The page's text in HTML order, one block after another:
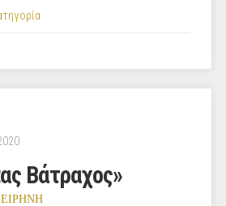
Βάτραχος»